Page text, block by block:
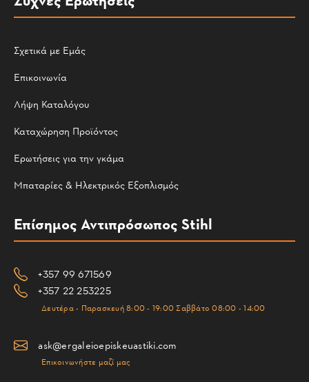
Σχετικά με Εμάς
Επικοινωνία
Λήψη Καταλόγου
Καταχώρηση Προϊόντος
Ερωτήσεις για την γκάμα
Μπαταρίες & Ηλεκτρικός Εξοπλισμός
Επίσημος Αντιπρόσωπος Stihl
+357 99 671569
+357 22 253225
Δευτέρα - Παρασκευή 8:00 - 19:00 Σαββάτο 08:00 - 14:00
ask@ergaleioepiskeuastiki.com
Επικοινωνήστε μαζί μας